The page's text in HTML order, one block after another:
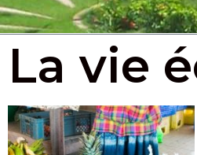
La vie